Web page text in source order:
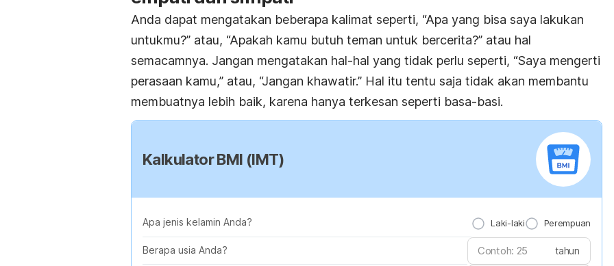
Anda dapat mengatakan beberapa kalimat seperti, “Apa yang bisa saya lakukan
untukmu?” atau, “Apakah kamu butuh teman untuk bercerita?” atau hal
semacamnya. Jangan mengatakan hal-hal yang tidak perlu seperti, “Saya mengerti
perasaan kamu,” atau, “Jangan khawatir.” Hal itu tentu saja tidak akan membantu
membuatnya lebih baik, karena hanya terkesan seperti basa-basi.
Kalkulator BMI (IMT)
Apa jenis kelamin Anda? Laki-laki Perempuan
Berapa usia Anda? tahun